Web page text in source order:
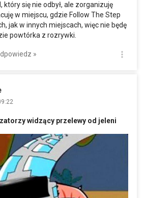
się nie odbył, ale zorganizuję
w miejscu, gdzie Follow The Step
jak w innych miejscach, więc nie będę
powtórka z rozrywki.
»
widzący przelewy od jeleni